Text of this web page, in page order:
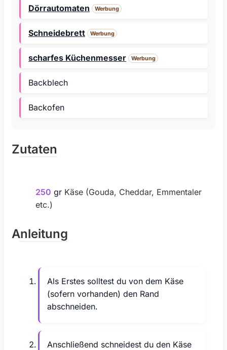
Dörrautomaten Werbung
Schneidebrett Werbung
scharfes Küchenmesser Werbung
Backblech
Backofen
Zutaten
250 gr Käse (Gouda, Cheddar, Emmentaler
etc.)
Anleitung
Als Erstes solltest du von dem Käse
(sofern vorhanden) den Rand
abschneiden.
Anschließend schneidest du den Käse